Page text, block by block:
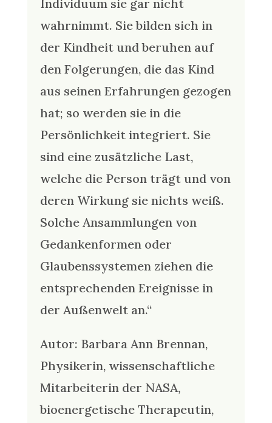
Individuum sie gar nicht
wahrnimmt. Sie bilden sich in
der Kindheit und beruhen auf
den Folgerungen, die das Kind
aus seinen Erfahrungen gezogen
hat; so werden sie in die
Persönlichkeit integriert. Sie
sind eine zusätzliche Last,
welche die Person trägt und von
deren Wirkung sie nichts weiß.
Solche Ansammlungen von
Gedankenformen oder
Glaubenssystemen ziehen die
entsprechenden Ereignisse in
der Außenwelt an.“
Autor: Barbara Ann Brennan,
Physikerin, wissenschaftliche
Mitarbeiterin der NASA,
bioenergetische Therapeutin,